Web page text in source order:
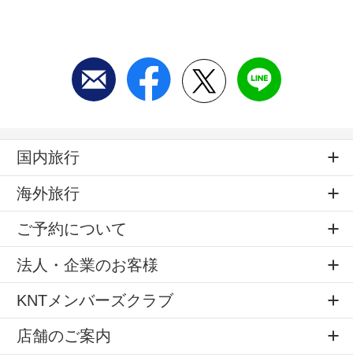
国内旅行
海外旅行
ご予約について
法人・企業のお客様
KNTメンバーズクラブ
店舗のご案内